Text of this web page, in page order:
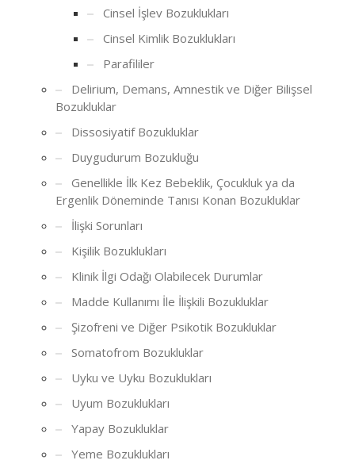
Cinsel İşlev Bozuklukları
Cinsel Kimlik Bozuklukları
Parafililer
Delirium, Demans, Amnestik ve Diğer Bilişsel
Bozukluklar
Dissosiyatif Bozukluklar
Duygudurum Bozukluğu
Genellikle İlk Kez Bebeklik, Çocukluk ya da
Ergenlik Döneminde Tanısı Konan Bozukluklar
İlişki Sorunları
Kişilik Bozuklukları
Klinik İlgi Odağı Olabilecek Durumlar
Madde Kullanımı İle İlişkili Bozukluklar
Şizofreni ve Diğer Psikotik Bozukluklar
Somatofrom Bozukluklar
Uyku ve Uyku Bozuklukları
Uyum Bozuklukları
Yapay Bozukluklar
Yeme Bozuklukları